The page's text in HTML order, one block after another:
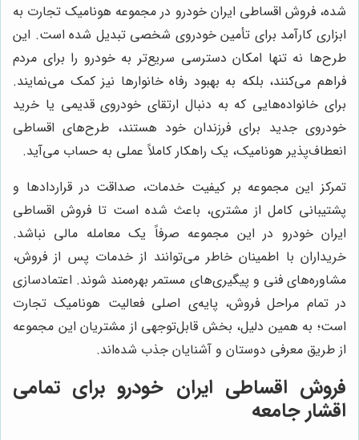
شده، فروش اقساطی ایران خودرو در مجموعه هونامیک تجارت به
ابزاری کارآمد برای تأمین خودروی شخصی تبدیل شده است. این
طرح‌ها نه تنها امکان دسترسی سریع‌تر به خودرو را برای مردم
فراهم می‌کنند، بلکه به بهبود رفاه خانوارها نیز کمک می‌نمایند.
برای خانواده‌هایی که به دنبال ارتقای خودروی قدیمی یا خرید
خودروی جدید برای فرزندان خود هستند، طرح‌های اقساطی
انعطاف‌پذیر هونامیک، یک راهکار کاملاً عملی به حساب می‌آید.
تمرکز این مجموعه بر کیفیت خدمات، صداقت در قراردادها و
پشتیبانی کامل از مشتری، باعث شده است تا فروش اقساطی
ایران خودرو در این مجموعه صرفاً یک معامله مالی نباشد.
خریداران با اطمینان خاطر می‌توانند از خدمات پس از فروش،
مشاوره‌های فنی و پیگیری‌های مستمر بهره‌مند شوند. اعتمادسازی
در تمام مراحل فروش، پایه‌ی اصلی فعالیت هونامیک تجارت
است؛ به همین دلیل، بخش قابل‌توجهی از مشتریان این مجموعه
از طریق معرفی دوستان و آشنایان جذب شده‌اند.
فروش اقساطی ایران خودرو برای تمامی
اقشار جامعه